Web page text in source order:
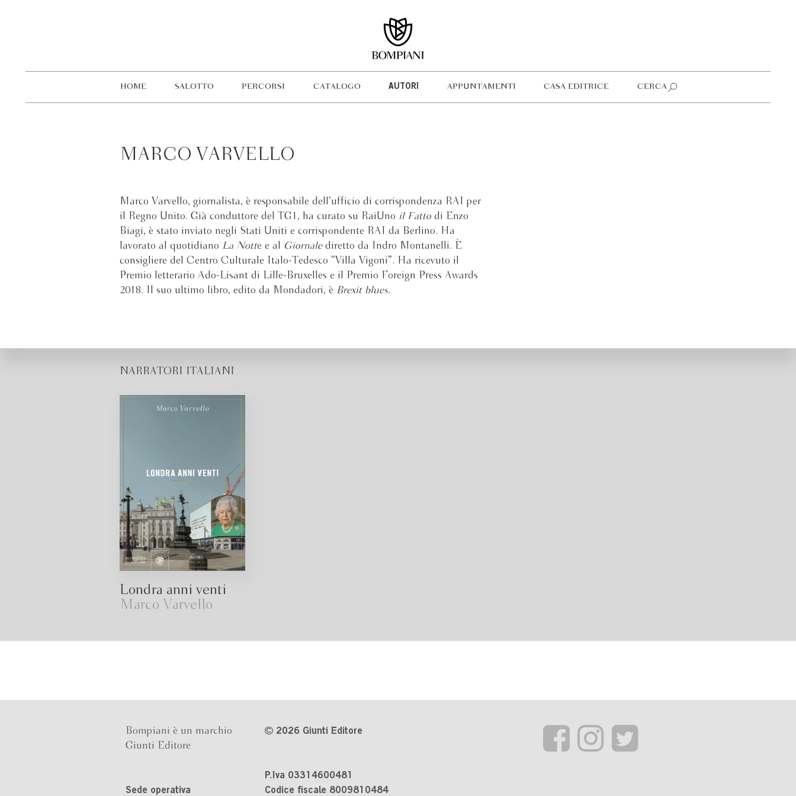
HOME SALOTTO PERCORSI CATALOGO AUTORI APPUNTAMENTI CASA EDITRICE CERCA
MARCO VARVELLO
Marco Varvello, giornalista, è responsabile dell’ufficio di corrispondenza RAI per
il Regno Unito. Già conduttore del TG1, ha curato su RaiUno il Fatto di Enzo
Biagi, è stato inviato negli Stati Uniti e corrispondente RAI da Berlino. Ha
lavorato al quotidiano La Notte e al Giornale diretto da Indro Montanelli. È
consigliere del Centro Culturale Italo-Tedesco “Villa Vigoni”. Ha ricevuto il
Premio letterario Ado-Lisant di Lille-Bruxelles e il Premio Foreign Press Awards
2018. Il suo ultimo libro, edito da Mondadori, è Brexit blues.
NARRATORI ITALIANI
Londra anni venti
Marco Varvello
Bompiani è un marchio
Giunti Editore
Sede operativa
2026 Giunti Editore
P.Iva 03314600481
Codice fiscale 8009810484